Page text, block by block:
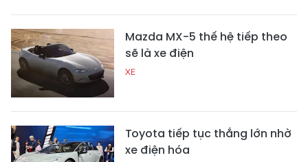
Mazda MX-5 thế hệ tiếp theo
sẽ là xe điện
XE
Toyota tiếp tục thắng lớn nhờ
xe điện hóa